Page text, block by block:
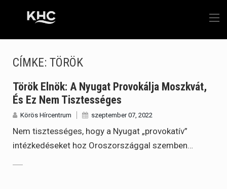
CÍMKE: TÖRÖK
Török Elnök: A Nyugat Provokálja Moszkvát,
És Ez Nem Tisztességes
Körös Hírcentrum szeptember 07, 2022
Nem tisztességes, hogy a Nyugat „provokatív”
intézkedéseket hoz Oroszországgal szemben…